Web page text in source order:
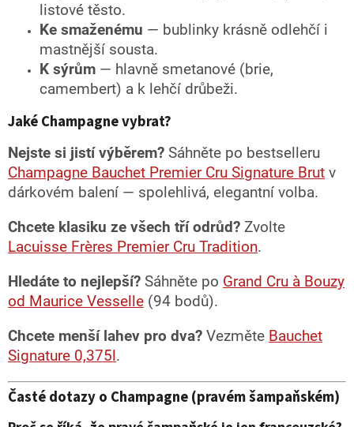
listové těsto.
Ke smaženému — bublinky krásně odlehčí i
mastnější sousta.
K sýrům — hlavně smetanové (brie,
camembert) a k lehčí drůbeži.
Jaké Champagne vybrat?
Nejste si jistí výběrem? Sáhněte po bestselleru
Champagne Bauchet Premier Cru Signature Brut v
dárkovém balení — spolehlivá, elegantní volba.
Chcete klasiku ze všech tří odrůd? Zvolte
Lacuisse Frères Premier Cru Tradition.
Hledáte to nejlepší? Sáhněte po Grand Cru à Bouzy
od Maurice Vesselle (94 bodů).
Chcete menší lahev pro dva? Vezměte Bauchet
Signature 0,375l.
Časté dotazy o Champagne (pravém šampaňském)